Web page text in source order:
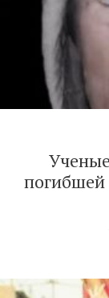
погибшей